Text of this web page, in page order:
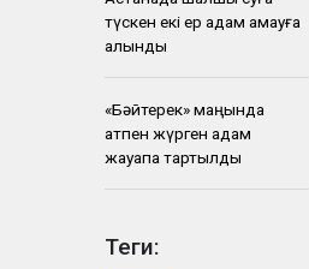
түскен екі ер адам қамауға
алынды
«Бәйтерек» маңында
атпен жүрген адам
жауапқа тартылды
Теги: